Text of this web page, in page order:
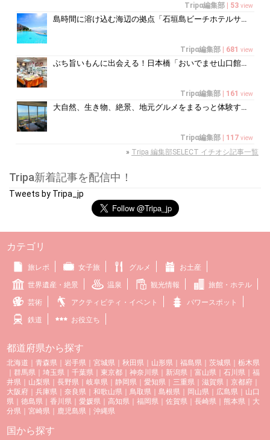
Tripα編集部 | 53 view
島時間に溶け込む海辺の拠点「石垣島ビーチホテルサンシャイン」で心ほどけるく...
Tripα編集部 | 681 view
ぶち旨いもんに出会える！日本橋「おいでませ山口館」で買うべき銘品ガイド
Tripα編集部 | 161 view
大自然、生き物、絶景、地元グルメをまるっと体験する「湘南西エリア」
Tripα編集部 | 117 view
» Tripa 編集部SELECT イチオシ記事一覧
Tripa新着記事を配信中！
Tweets by Tripa_jp
カテゴリ
旅レポ 女子旅 グルメ お土産
世界遺産・絶景 温泉 観光情報 旅館・ホテル
芸術 アクティビティ・イベント パワースポット
鉄道 お役立ち
都道府県から探す
北海道 ｜青森県 ｜ 岩手県 ｜宮城県 ｜秋田県 ｜ 山形県 ｜福島県 ｜茨城県 ｜栃木県
｜ 群馬県 ｜埼玉県 ｜千葉県 ｜ 東京都 ｜神奈川県 ｜ 新潟県 ｜富山県 ｜石川県 ｜福
井県 ｜ 山梨県 ｜長野県 ｜岐阜県 ｜静岡県 ｜愛知県 ｜ 三重県 ｜滋賀県 ｜京都府 ｜
大阪府 ｜兵庫県 ｜奈良県 ｜和歌山県 ｜ 鳥取県 ｜島根県 ｜ 岡山県 ｜ 広島県 ｜ 山口
県 ｜徳島県 ｜香川県 ｜愛媛県 ｜高知県 ｜福岡県 ｜佐賀県 ｜長崎県 ｜ 熊本県 ｜ 大
分県 ｜宮崎県 ｜ 鹿児島県 ｜沖縄県
国から探す